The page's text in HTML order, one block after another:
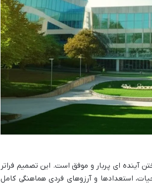
آینده ای پربار و موفق است. این تصمیم فراتر
استعدادها و آرزوهای فردی هماهنگی کامل